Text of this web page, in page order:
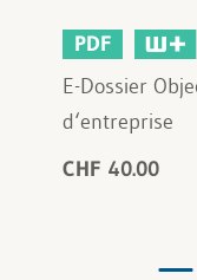
PDF
E-Dossier
d‘entreprise
CHF 40.00